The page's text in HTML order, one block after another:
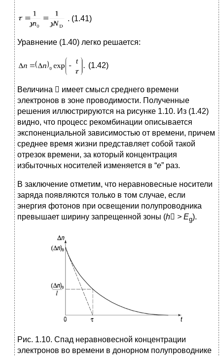
. (1.41)
Уравнение (1.40) легко решается:
(1.42)
Величина  имеет смысл среднего времени
электронов в зоне проводимости. Полученные
решения иллюстрируются на рисунке 1.10. Из (1.42)
видно, что процесс рекомбинации описывается
экспоненциальной зависимостью от времени, причем
среднее время жизни представляет собой такой
отрезок времени, за который концентрация
избыточных носителей изменяется в “е” раз.
В заключение отметим, что неравновесные носители
заряда появляются только в том случае, если
энергия фотонов при освещении полупроводника
превышает ширину запрещенной зоны (h > Eg).
Рис. 1.10. Спад неравновесной концентрации
электронов во времени в донорном полупроводнике